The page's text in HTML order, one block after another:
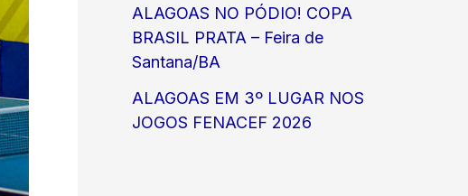
ALAGOAS NO PÓDIO! COPA
BRASIL PRATA – Feira de
Santana/BA
ALAGOAS EM 3º LUGAR NOS
JOGOS FENACEF 2026